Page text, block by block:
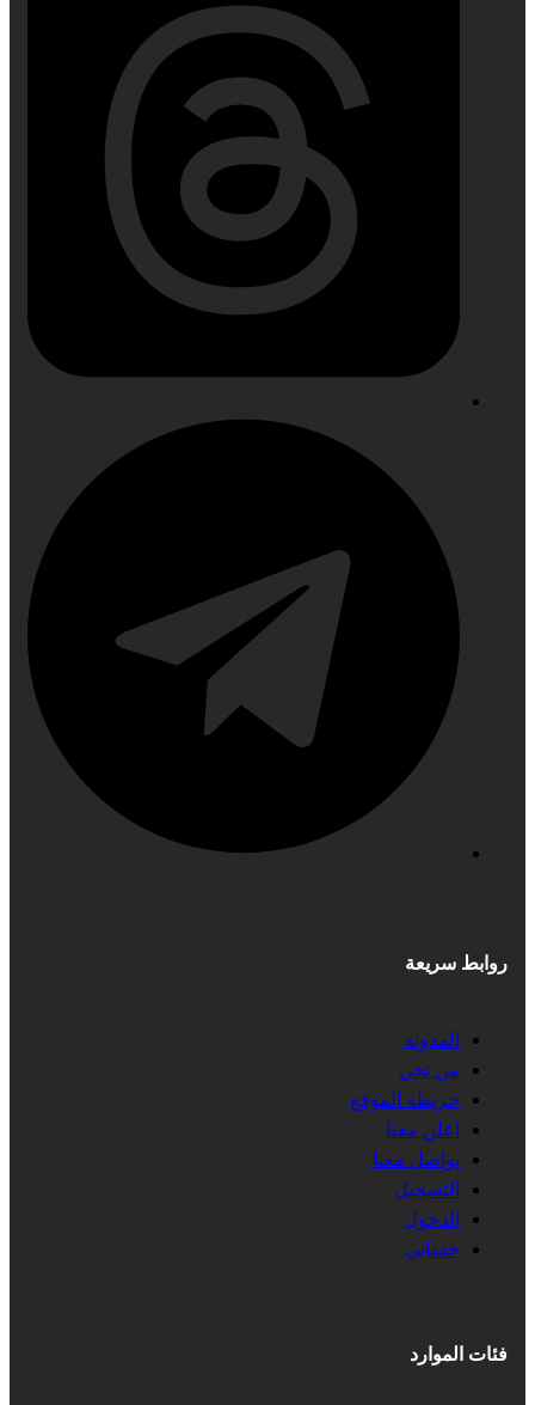
روابط سريعة
المدونة
من نحن
خريطة الموقع
اعلن معنا
تواصل معنا
التسجيل
الدخول
حسابي
فئات الموارد